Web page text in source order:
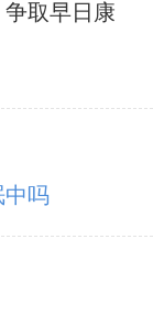
取早日康
中吗